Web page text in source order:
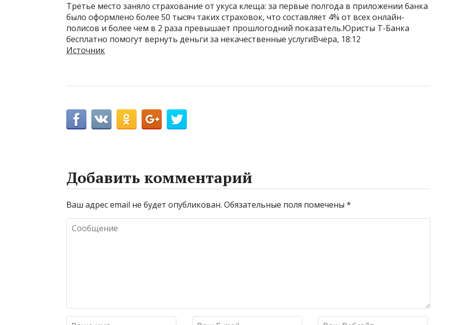
Третье место заняло страхование от укуса клеща: за первые полгода в приложении банка
было оформлено более 50 тысяч таких страховок, что составляет 4% от всех онлайн-
полисов и более чем в 2 раза превышает прошлогодний показатель.Юристы Т-Банка
бесплатно помогут вернуть деньги за некачественные услугиВчера, 18:12
Источник
Добавить комментарий
Ваш адрес email не будет опубликован. Обязательные поля помечены *